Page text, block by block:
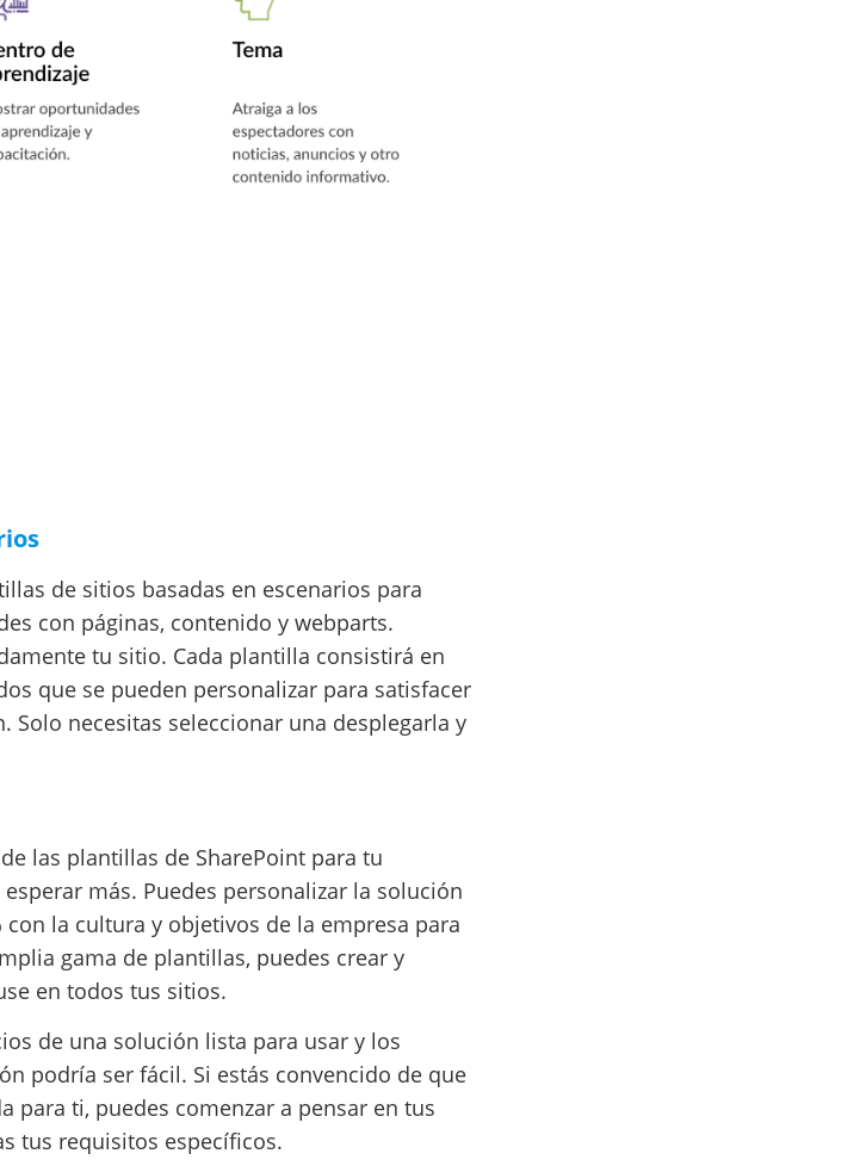
de sitios basadas en escenarios para
con páginas, contenido y webparts.
tu sitio. Cada plantilla consistirá en
que se pueden personalizar para satisfacer
Solo necesitas seleccionar una desplegarla y
las plantillas de SharePoint para tu
más. Puedes personalizar la solución
la cultura y objetivos de la empresa para
gama de plantillas, puedes crear y
en todos tus sitios.
de una solución lista para usar y los
podría ser fácil. Si estás convencido de que
para ti, puedes comenzar a pensar en tus
tus requisitos específicos.